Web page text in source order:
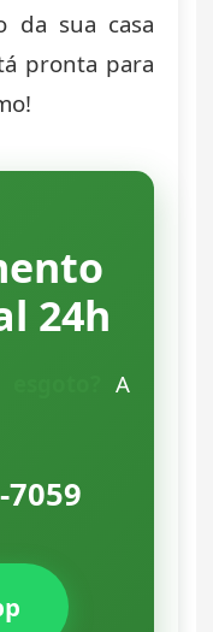
da sua casa
pronta para
24h
A
7059